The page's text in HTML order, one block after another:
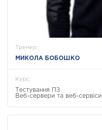
Тренер:
МИКОЛА БОБОШКО
Курс:
Тестування ПЗ
Веб-сервери та веб-сервіси
FRONTEND WЕB
DEVELOPMENT
ПІДГОТОВКА ДО
СПІВБЕСІДИ